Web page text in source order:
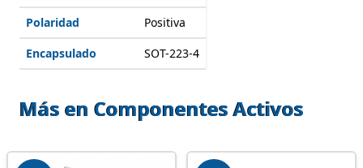
Polaridad
Positiva
Encapsulado
SOT-223-4
Más en Componentes Activos